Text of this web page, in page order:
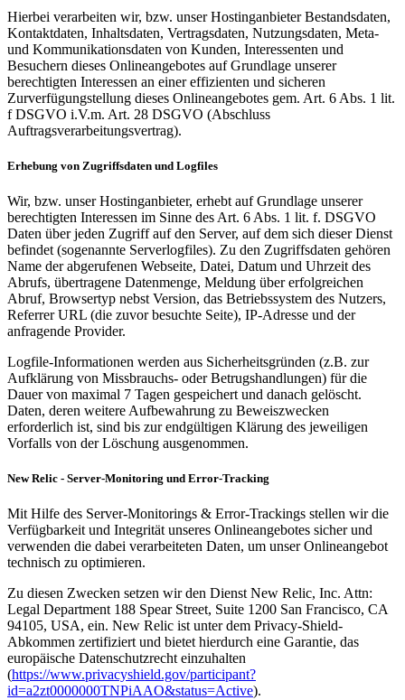
Hierbei verarbeiten wir, bzw. unser Hostinganbieter Bestandsdaten,
Kontaktdaten, Inhaltsdaten, Vertragsdaten, Nutzungsdaten, Meta-
und Kommunikationsdaten von Kunden, Interessenten und
Besuchern dieses Onlineangebotes auf Grundlage unserer
berechtigten Interessen an einer effizienten und sicheren
Zurverfügungstellung dieses Onlineangebotes gem. Art. 6 Abs. 1 lit.
f DSGVO i.V.m. Art. 28 DSGVO (Abschluss
Auftragsverarbeitungsvertrag).
Erhebung von Zugriffsdaten und Logfiles
Wir, bzw. unser Hostinganbieter, erhebt auf Grundlage unserer
berechtigten Interessen im Sinne des Art. 6 Abs. 1 lit. f. DSGVO
Daten über jeden Zugriff auf den Server, auf dem sich dieser Dienst
befindet (sogenannte Serverlogfiles). Zu den Zugriffsdaten gehören
Name der abgerufenen Webseite, Datei, Datum und Uhrzeit des
Abrufs, übertragene Datenmenge, Meldung über erfolgreichen
Abruf, Browsertyp nebst Version, das Betriebssystem des Nutzers,
Referrer URL (die zuvor besuchte Seite), IP-Adresse und der
anfragende Provider.
Logfile-Informationen werden aus Sicherheitsgründen (z.B. zur
Aufklärung von Missbrauchs- oder Betrugshandlungen) für die
Dauer von maximal 7 Tagen gespeichert und danach gelöscht.
Daten, deren weitere Aufbewahrung zu Beweiszwecken
erforderlich ist, sind bis zur endgültigen Klärung des jeweiligen
Vorfalls von der Löschung ausgenommen.
New Relic - Server-Monitoring und Error-Tracking
Mit Hilfe des Server-Monitorings & Error-Trackings stellen wir die
Verfügbarkeit und Integrität unseres Onlineangebotes sicher und
verwenden die dabei verarbeiteten Daten, um unser Onlineangebot
technisch zu optimieren.
Zu diesen Zwecken setzen wir den Dienst New Relic, Inc. Attn:
Legal Department 188 Spear Street, Suite 1200 San Francisco, CA
94105, USA, ein. New Relic ist unter dem Privacy-Shield-
Abkommen zertifiziert und bietet hierdurch eine Garantie, das
europäische Datenschutzrecht einzuhalten
(https://www.privacyshield.gov/participant?
id=a2zt0000000TNPiAAO&status=Active).